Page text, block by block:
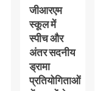
जीआरएम
स्कूल में
स्पीच और
अंतर सदनीय
ड्रामा
प्रतियोगिताओं